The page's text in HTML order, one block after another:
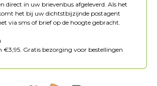
direct in uw brievenbus afgeleverd. Als het
het bij uw dichtstbijzijnde postagent
via sms of brief op de hoogte gebracht.
€3,95. Gratis bezorging voor bestellingen